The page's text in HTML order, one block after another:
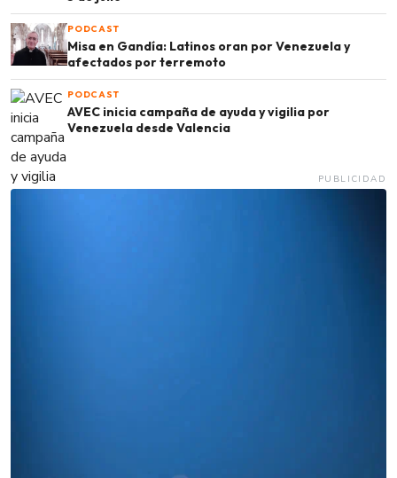
PODCAST
Misa en Gandía: Latinos oran por Venezuela y
afectados por terremoto
PODCAST
AVEC inicia campaña de ayuda y vigilia por
Venezuela desde Valencia
PUBLICIDAD